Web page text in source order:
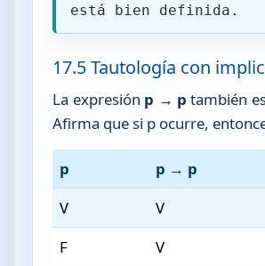
está bien definida.
17.5 Tautología con
La expresión p → p también
Afirma que si p ocurre,
p
p → p
V
V
F
V